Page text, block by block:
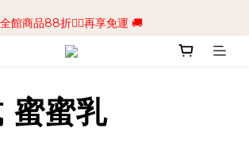
商城會員領$50💰購物金📢立即註冊
全館商品88折🧔‍♂️再享免運 🚚
商城會員領$50💰購物金📢立即註冊
蜜蜜乳